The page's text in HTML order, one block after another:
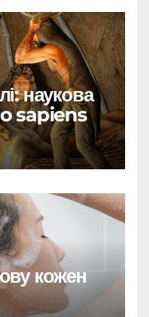
наукова
sapiens
кожен